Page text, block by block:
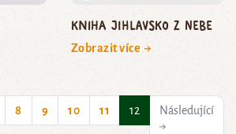
Kniha Jihlavsko z nebe
Zobrazit více →
8 9 10 11 12 (current)Následující
→